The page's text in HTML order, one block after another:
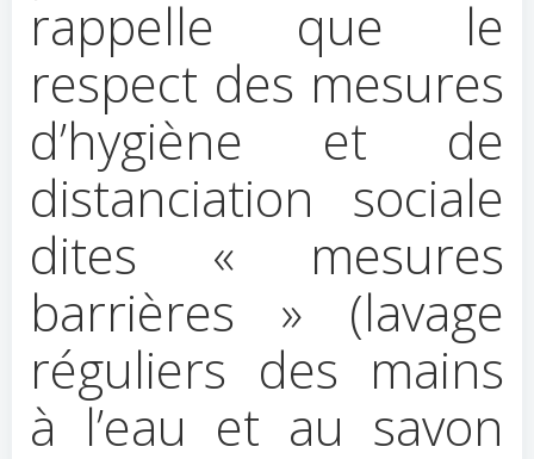
rappelle que le
respect des mesures
d’hygiène et de
distanciation sociale
dites « mesures
barrières » (lavage
réguliers des mains
à l’eau et au savon